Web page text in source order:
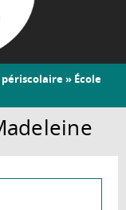
» École